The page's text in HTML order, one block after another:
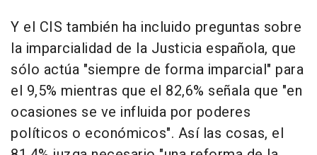
Y el CIS también ha incluido preguntas sobre
la imparcialidad de la Justicia española, que
sólo actúa "siempre de forma imparcial" para
el 9,5% mientras que el 82,6% señala que "en
ocasiones se ve influida por poderes
políticos o económicos". Así las cosas, el